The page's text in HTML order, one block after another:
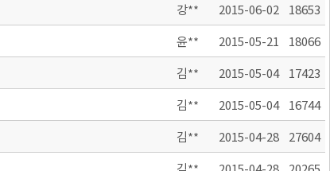
강** 2015-06-02
18653
윤** 2015-05-21
18066
김** 2015-05-04
17423
김** 2015-05-04
16744
김** 2015-04-28
27604